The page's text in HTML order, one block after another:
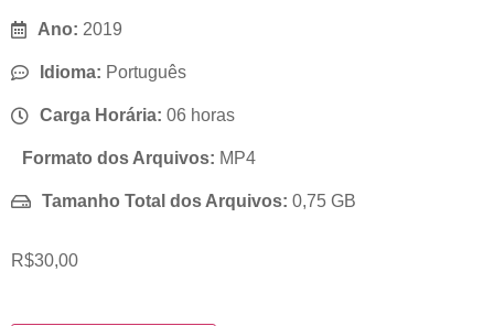
Ano: 2019
Idioma: Português
Carga Horária: 06 horas
Formato dos Arquivos: MP4
Tamanho Total dos Arquivos: 0,75 GB
R$30,00